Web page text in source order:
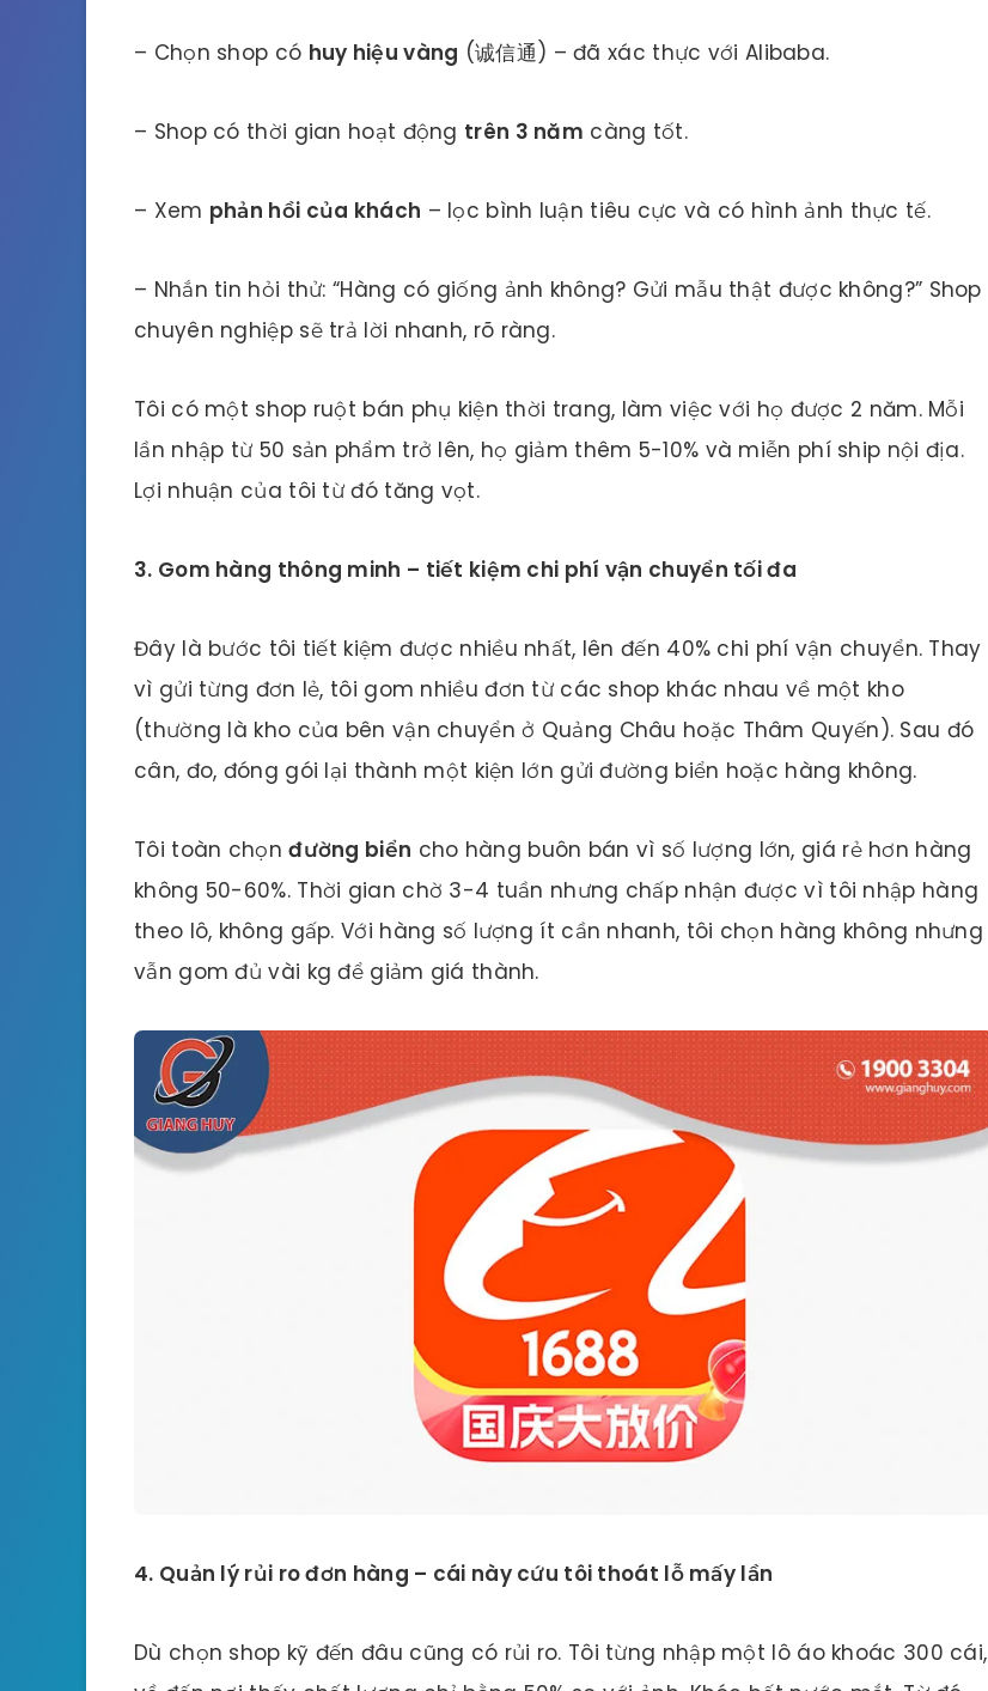
– Chọn shop có huy hiệu vàng (诚信通) – đã xác thực với Alibaba.
– Shop có thời gian hoạt động trên 3 năm càng tốt.
– Xem phản hồi của khách – lọc bình luận tiêu cực và có hình ảnh thực tế.
– Nhắn tin hỏi thử: “Hàng có giống ảnh không? Gửi mẫu thật được không?” Shop
chuyên nghiệp sẽ trả lời nhanh, rõ ràng.
Tôi có một shop ruột bán phụ kiện thời trang, làm việc với họ được 2 năm. Mỗi
lần nhập từ 50 sản phẩm trở lên, họ giảm thêm 5-10% và miễn phí ship nội địa.
Lợi nhuận của tôi từ đó tăng vọt.
3. Gom hàng thông minh – tiết kiệm chi phí vận chuyển tối đa
Đây là bước tôi tiết kiệm được nhiều nhất, lên đến 40% chi phí vận chuyển. Thay
vì gửi từng đơn lẻ, tôi gom nhiều đơn từ các shop khác nhau về một kho
(thường là kho của bên vận chuyển ở Quảng Châu hoặc Thâm Quyến). Sau đó
cân, đo, đóng gói lại thành một kiện lớn gửi đường biển hoặc hàng không.
Tôi toàn chọnđường biển cho hàng buôn bán vì số lượng lớn, giá rẻ hơn hàng
không 50-60%. Thời gian chờ 3-4 tuần nhưng chấp nhận được vì tôi nhập hàng
theo lô, không gấp. Với hàng số lượng ít cần nhanh, tôi chọn hàng không nhưng
vẫn gom đủ vài kg để giảm giá thành.
4. Quản lý rủi ro đơn hàng – cái này cứu tôi thoát lỗ mấy lần
Dù chọn shop kỹ đến đâu cũng có rủi ro. Tôi từng nhập một lô áo khoác 300 cái,